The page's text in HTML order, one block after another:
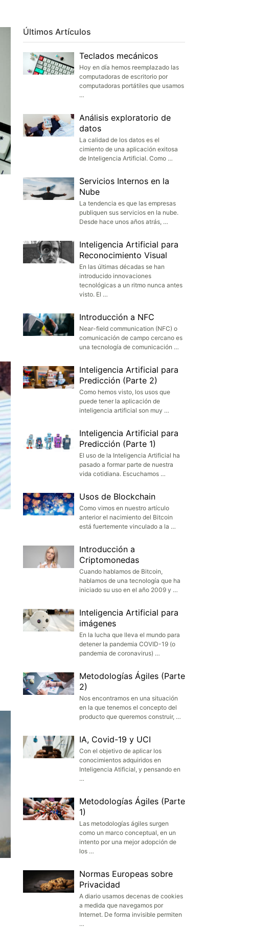
Últimos Artículos
Teclados mecánicos
Hoy en día hemos reemplazado las
computadoras de escritorio por
computadoras portátiles que usamos
…
Análisis exploratorio de
datos
La calidad de los datos es el
cimiento de una aplicación exitosa
de Inteligencia Artificial. Como …
Servicios Internos en la
Nube
La tendencia es que las empresas
publiquen sus servicios en la nube.
Desde hace unos años atrás, …
Inteligencia Artificial para
Reconocimiento Visual
En las últimas décadas se han
introducido innovaciones
tecnológicas a un ritmo nunca antes
visto. El …
Introducción a NFC
Near-field communication (NFC) o
comunicación de campo cercano es
una tecnología de comunicación …
Inteligencia Artificial para
Predicción (Parte 2)
Como hemos visto, los usos que
puede tener la aplicación de
inteligencia artificial son muy …
Inteligencia Artificial para
Predicción (Parte 1)
El uso de la Inteligencia Artificial ha
pasado a formar parte de nuestra
vida cotidiana. Escuchamos …
Usos de Blockchain
Como vimos en nuestro artículo
anterior el nacimiento del Bitcoin
está fuertemente vinculado a la …
Introducción a
Criptomonedas
Cuando hablamos de Bitcoin,
hablamos de una tecnología que ha
iniciado su uso en el año 2009 y …
Inteligencia Artificial para
imágenes
En la lucha que lleva el mundo para
detener la pandemia COVID-19 (o
pandemia de coronavirus) …
Metodologías Ágiles (Parte
2)
Nos encontramos en una situación
en la que tenemos el concepto del
producto que queremos construir, …
IA, Covid-19 y UCI
Con el objetivo de aplicar los
conocimientos adquiridos en
Inteligencia Atificial, y pensando en
…
Metodologías Ágiles (Parte
1)
Las metodologías ágiles surgen
como un marco conceptual, en un
intento por una mejor adopción de
los …
Normas Europeas sobre
Privacidad
A diario usamos decenas de cookies
a medida que navegamos por
Internet. De forma invisible permiten
…